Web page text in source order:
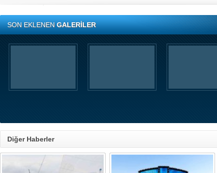
SON EKLENENGALERİLER
Diğer Haberler